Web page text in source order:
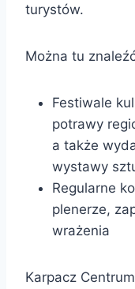
turystów.
Można tu
Festiwale
potrawy
a także
wystawy
Regularne
plenerze,
wrażenia
Karpacz